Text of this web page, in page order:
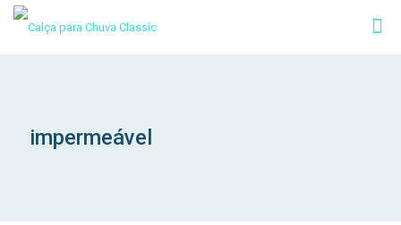
impermeável